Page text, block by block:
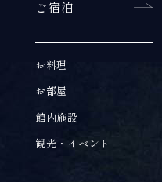
ご宿泊
お料理
お部屋
館内施設
観光・イベント